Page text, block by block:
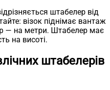
штабелер від
візок піднімає вантаж
— на метри. Штабелер має
на висоті.
штабелерів